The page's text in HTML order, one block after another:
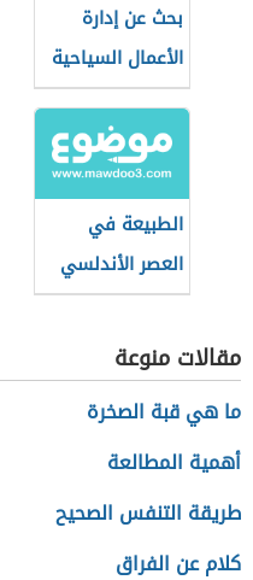
بحث عن إدارة
الأعمال السياحية
الطبيعة في
العصر الأندلسي
مقالات منوعة
ما هي قبة الصخرة
أهمية المطالعة
طريقة التنفس الصحيح
كلام عن الفراق